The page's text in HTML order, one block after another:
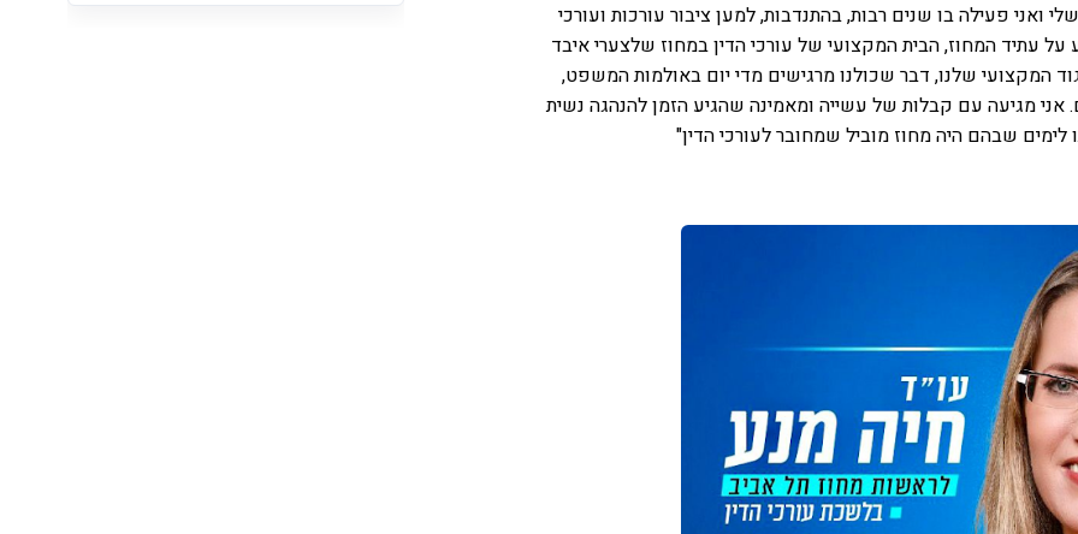
ואני פעילה בו שנים רבות, בהתנדבות, למען ציבור עורכות ועורכי
על עתיד המחוז, הבית המקצועי של עורכי הדין במחוז שלצערי איבד
המקצועי שלנו, דבר שכולנו מרגישים מדי יום באולמות המשפט,
אני מגיעה עם קבלות של עשייה ומאמינה שהגיע הזמן להנהגה נשית
שבהם היה מחוז מוביל שמחובר לעורכי הדין"